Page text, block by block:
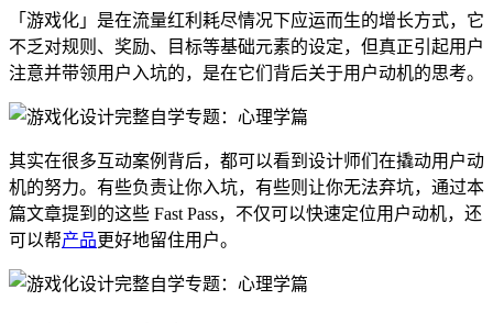
「游戏化」是在流量红利耗尽情况下应运而生的增长方式，它
不乏对规则、奖励、目标等基础元素的设定，但真正引起用户
注意并带领用户入坑的，是在它们背后关于用户动机的思考。
其实在很多互动案例背后，都可以看到设计师们在撬动用户动
机的努力。有些负责让你入坑，有些则让你无法弃坑，通过本
篇文章提到的这些 Fast Pass，不仅可以快速定位用户动机，还
可以帮产品更好地留住用户。